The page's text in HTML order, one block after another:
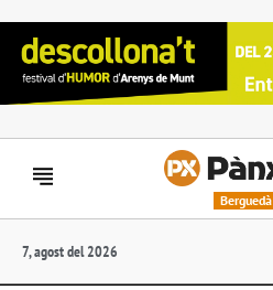
Berguedà
7, agost del 2026